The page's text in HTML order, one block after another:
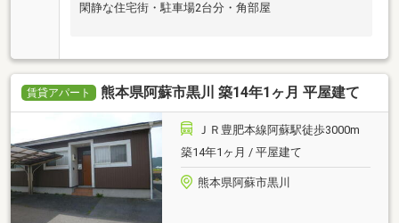
閑静な住宅街・駐車場2台分・角部屋
賃貸アパート 熊本県阿蘇市黒川 築14年1ヶ月 平屋建て
ＪＲ豊肥本線阿蘇駅徒歩3000m
築14年1ヶ月 / 平屋建て
熊本県阿蘇市黒川